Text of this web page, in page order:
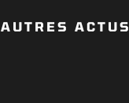
AUTRES ACTUS